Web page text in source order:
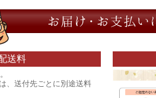
送料
、送付先ごとに別途送料